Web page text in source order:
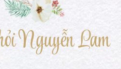
Nguyễn Lam